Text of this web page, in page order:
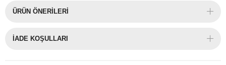
ÜRÜN ÖNERILERI
İADE KOŞULLARI